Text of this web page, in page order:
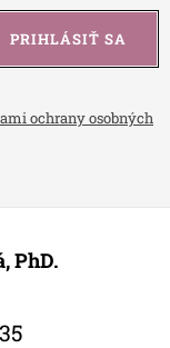
ochrany osobných
PRIHLÁSIŤ SA
PhD.